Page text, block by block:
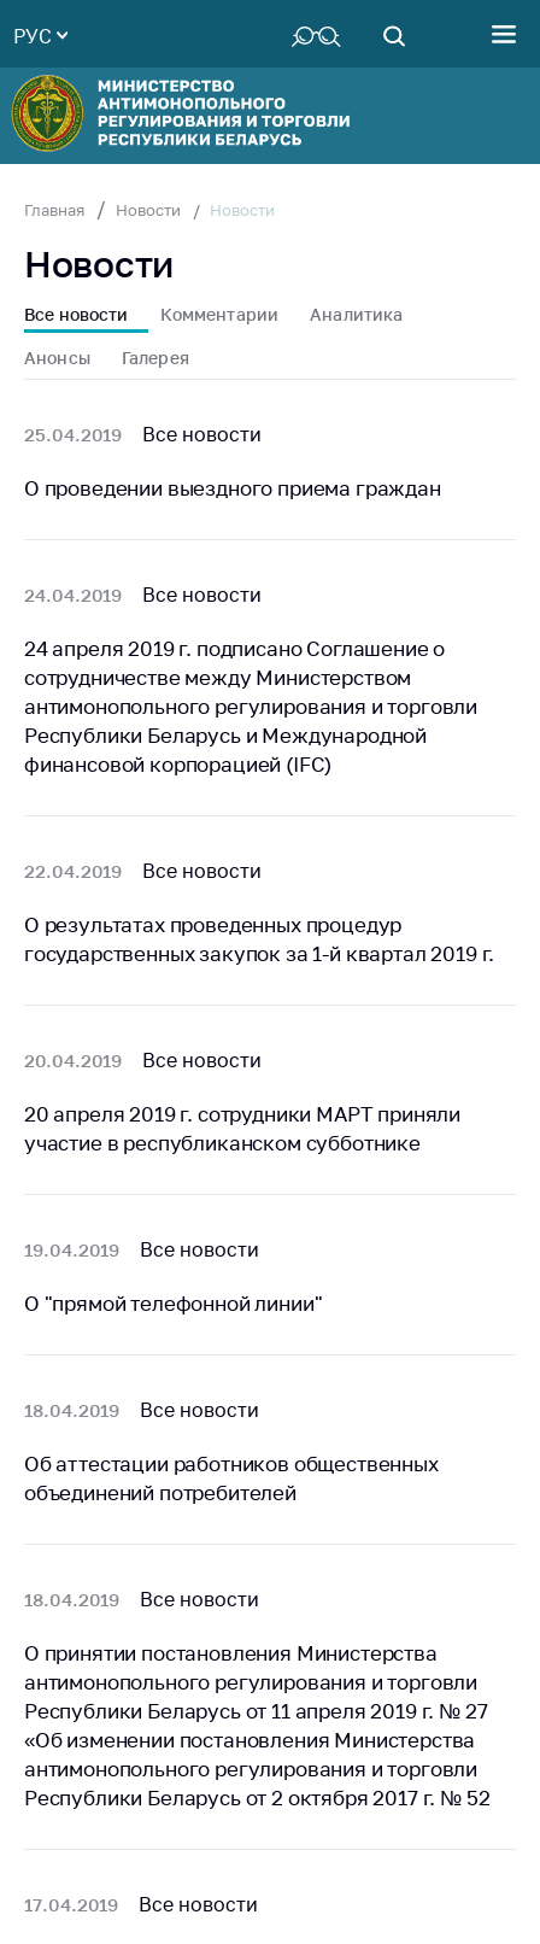
Руководство
Структура
Министерства
Территориальные
Законодательство
Антикоррупционная
деятельность
совет
Соискателям
универсальная
Общественная
жизнь
Идеологическая
работа
Деятельность
регулирование и
конкуренция
Торговля и услуги
Регулирование и
потребителей
Регулирование
рекламной
сотрудничество
Применение мер
нетарифного
регулирования
Выставочная
Республике
Беларусь
Защита
персональных
данных
Новости
Личный прием
РУС
Главная Новости Новости
Новости
Все новости Комментарии Аналитика
Анонсы Галерея
25.04.2019 Все новости
О проведении выездного приема граждан
24.04.2019 Все новости
24 апреля 2019 г. подписано Соглашение о
сотрудничестве между Министерством
антимонопольного регулирования и торговли
Республики Беларусь и Международной
финансовой корпорацией (IFC)
22.04.2019 Все новости
О результатах проведенных процедур
государственных закупок за 1-й квартал 2019 г.
20.04.2019 Все новости
20 апреля 2019 г. сотрудники МАРТ приняли
участие в республиканском субботнике
19.04.2019 Все новости
О "прямой телефонной линии"
18.04.2019 Все новости
Об аттестации работников общественных
объединений потребителей
18.04.2019 Все новости
О принятии постановления Министерства
антимонопольного регулирования и торговли
Республики Беларусь от 11 апреля 2019 г. № 27
«Об изменении постановления Министерства
антимонопольного регулирования и торговли
Республики Беларусь от 2 октября 2017 г. № 52
17.04.2019 Все новости